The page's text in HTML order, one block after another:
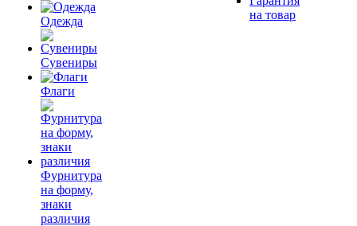
Одежда
Сувениры
Флаги
Фурнитура
на форму,
знаки
различия
на товар